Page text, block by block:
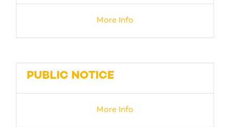
More Info
PUBLIC NOTICE
More Info